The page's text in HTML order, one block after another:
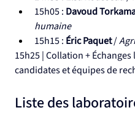
15h05 : Davoud
humaine
15h15 : Éric Paquet /
15h25 | Collation +
candidates et équipes de
Liste des